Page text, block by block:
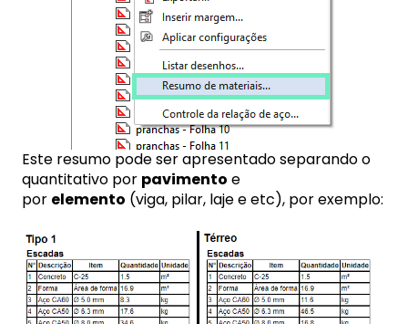
Este resumo pode ser apresentado separando o
quantitativo por pavimento e
por elemento (viga, pilar, laje e etc), por exemplo: